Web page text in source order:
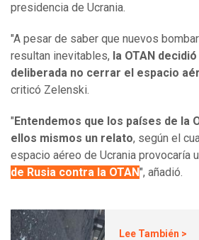
presidencia de Ucrania.
"A pesar de saber que nuevos
resultan inevitables, la OTAN
deliberada no cerrar el espacio
criticó Zelenski.
" Entendemos que los países de la
ellos mismos un relato, según el
espacio aéreo de Ucrania provocaría
de Rusia contra la OTAN", añadió.
Lee También >